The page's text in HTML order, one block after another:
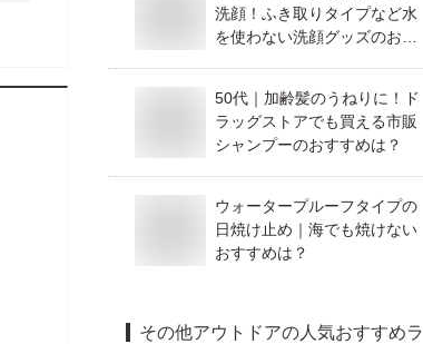
洗顔！ふき取りタイプなど水
を使わない洗顔グッズのおす
50代｜加齢髪のうねりに！ド
ラッグストアでも買える市販
シャンプーのおすすめは？
ウォータープルーフタイプの
日焼け止め｜海でも焼けない
おすすめは？
その他アウトドアの人気おすすめラ